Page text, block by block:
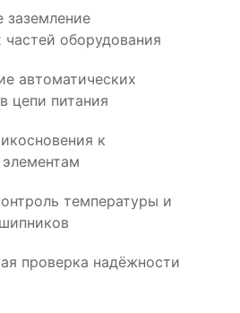
заземление
частей оборудования
автоматических
цепи питания
к
температуры и
проверка надёжности